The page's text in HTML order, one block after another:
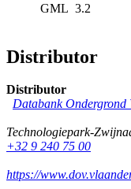
GML 3.2
Distributor
Distributor
Databank
Technologiepark-
+32 9 240 75 00
https://